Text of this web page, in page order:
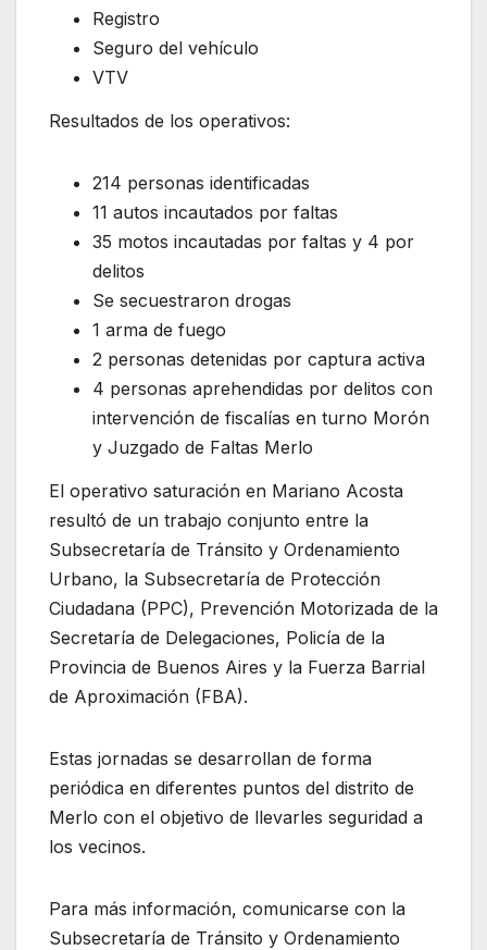
Registro
Seguro del vehículo
VTV
Resultados de los operativos:
214 personas identificadas
11 autos incautados por faltas
35 motos incautadas por faltas y 4 por
delitos
Se secuestraron drogas
1 arma de fuego
2 personas detenidas por captura activa
4 personas aprehendidas por delitos con
intervención de fiscalías en turno Morón
y Juzgado de Faltas Merlo
El operativo saturación en Mariano Acosta
resultó de un trabajo conjunto entre la
Subsecretaría de Tránsito y Ordenamiento
Urbano, la Subsecretaría de Protección
Ciudadana (PPC), Prevención Motorizada de la
Secretaría de Delegaciones, Policía de la
Provincia de Buenos Aires y la Fuerza Barrial
de Aproximación (FBA).
Estas jornadas se desarrollan de forma
periódica en diferentes puntos del distrito de
Merlo con el objetivo de llevarles seguridad a
los vecinos.
Para más información, comunicarse con la
Subsecretaría de Tránsito y Ordenamiento